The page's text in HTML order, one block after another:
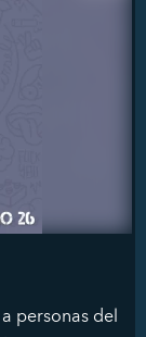
personas del